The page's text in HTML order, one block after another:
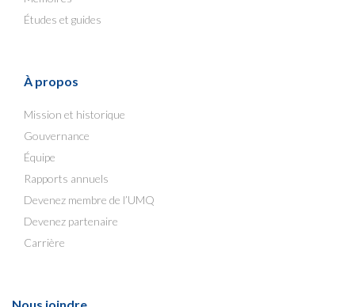
Études et guides
À propos
Mission et historique
Gouvernance
Équipe
Rapports annuels
Devenez membre de l’UMQ
Devenez partenaire
Carrière